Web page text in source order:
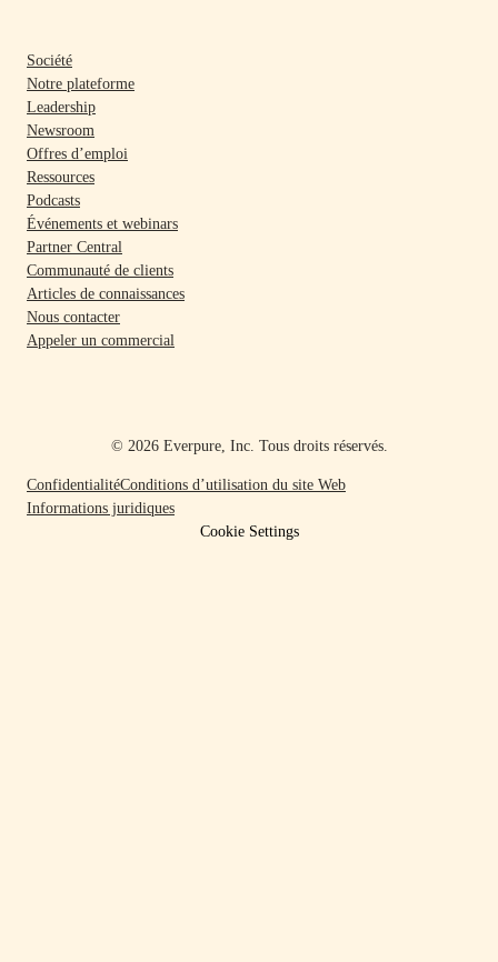
Société
Notre plateforme
Leadership
Newsroom
Offres d’emploi
Ressources
Podcasts
Événements et webinars
Partner Central
Communauté de clients
Articles de connaissances
Nous contacter
Appeler un commercial
© 2026 Everpure, Inc. Tous droits réservés.
ConfidentialitéConditions d’utilisation du site Web
Informations juridiques
Cookie Settings